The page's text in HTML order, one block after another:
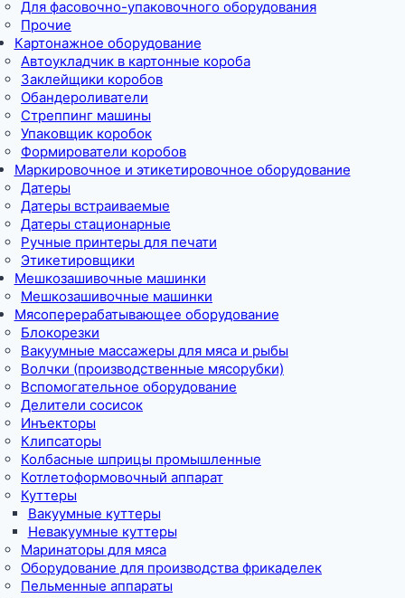
Для фасовочно-упаковочного оборудования
Прочие
Картонажное оборудование
Автоукладчик в картонные короба
Заклейщики коробов
Обандероливатели
Стреппинг машины
Упаковщик коробок
Формирователи коробов
Маркировочное и этикетировочное оборудование
Датеры
Датеры встраиваемые
Датеры стационарные
Ручные принтеры для печати
Этикетировщики
Мешкозашивочные машинки
Мешкозашивочные машинки
Мясоперерабатывающее оборудование
Блокорезки
Вакуумные массажеры для мяса и рыбы
Волчки (производственные мясорубки)
Вспомогательное оборудование
Делители сосисок
Инъекторы
Клипсаторы
Колбасные шприцы промышленные
Котлетоформовочный аппарат
Куттеры
Вакуумные куттеры
Невакуумные куттеры
Маринаторы для мяса
Оборудование для производства фрикаделек
Пельменные аппараты